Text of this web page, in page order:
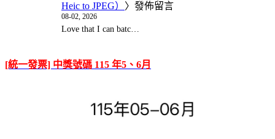
Heic to JPEG） 〉發佈留言
08-02, 2026
Love that I can batc…
[統一發票] 中獎號碼 115 年5、6月